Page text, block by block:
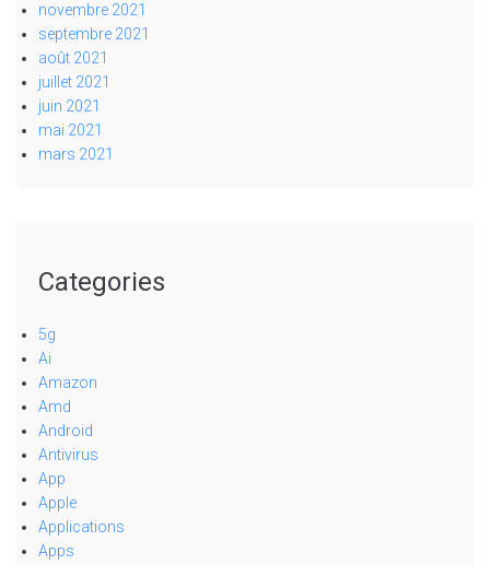
novembre 2021
septembre 2021
août 2021
juillet 2021
juin 2021
mai 2021
mars 2021
Categories
5g
Ai
Amazon
Amd
Android
Antivirus
App
Apple
Applications
Apps